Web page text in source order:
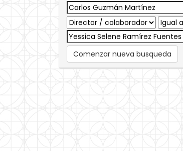
Comenzar nueva busqueda